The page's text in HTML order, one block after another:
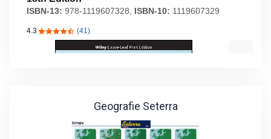
Geografie Seterra